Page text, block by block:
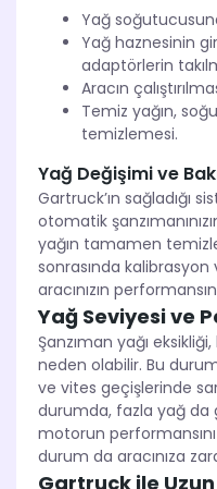
Yağ
Yağ haznesinin
adaptörlerin
Aracın
Temiz yağın,
temizlemesi.
Yağ Değişimi ve
Gartruck’ın sağladığı
otomatik
yağın tamamen
sonrasında
aracınızın
Yağ Seviyesi ve
Şanzıman yağı
neden olabilir. Bu
ve vites geçişlerinde
durumda, fazla yağ da
motorun
durum da aracınıza
Gartruck ile